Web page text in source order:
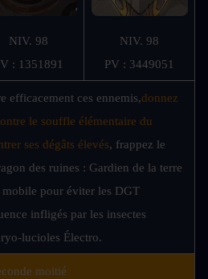
NIV. 98
: 1351891
NIV. 98
PV : 3449051
efficacement ces ennemis,donnez
le souffle élémentaire du
ses dégâts élevés, frappez le
des ruines : Gardien de la terre
mobile pour éviter les DGT
infligés par les insectes
lucioles Électro.
moitié